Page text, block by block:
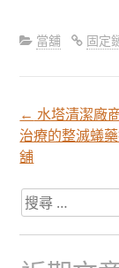
當舖 固定
文
章
分
← 水塔清潔廠
治療的整滅蟻
舖
搜
尋
關
於：